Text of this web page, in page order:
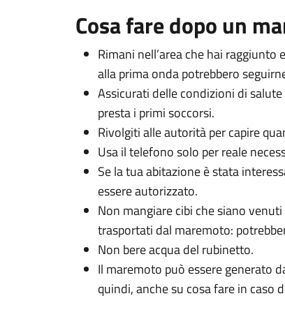
Cosa fare dopo un
Rimani nell’area che hai
alla prima onda potrebbero
Assicurati delle condizioni di
presta i primi soccorsi.
Rivolgiti alle autorità per capire
Usa il telefono solo per reale
Se la tua abitazione è stata
essere autorizzato.
Non mangiare cibi che siano
trasportati dal maremoto:
Non bere acqua del rubinetto.
Il maremoto può essere generato
quindi, anche su cosa fare in caso